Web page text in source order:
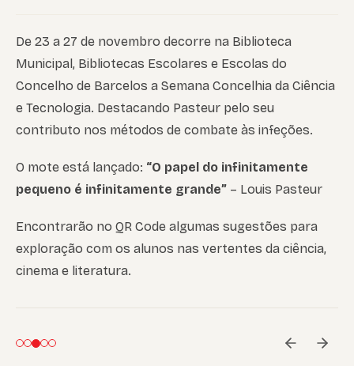
De 23 a 27 de novembro decorre na Biblioteca
Municipal, Bibliotecas Escolares e Escolas do
Concelho de Barcelos a Semana Concelhia da Ciência
e Tecnologia. Destacando Pasteur pelo seu
contributo nos métodos de combate às infeções.
O mote está lançado: “O papel do infinitamente
pequeno é infinitamente grande” – Louis Pasteur
Encontrarão no QR Code algumas sugestões para
exploração com os alunos nas vertentes da ciência,
cinema e literatura.